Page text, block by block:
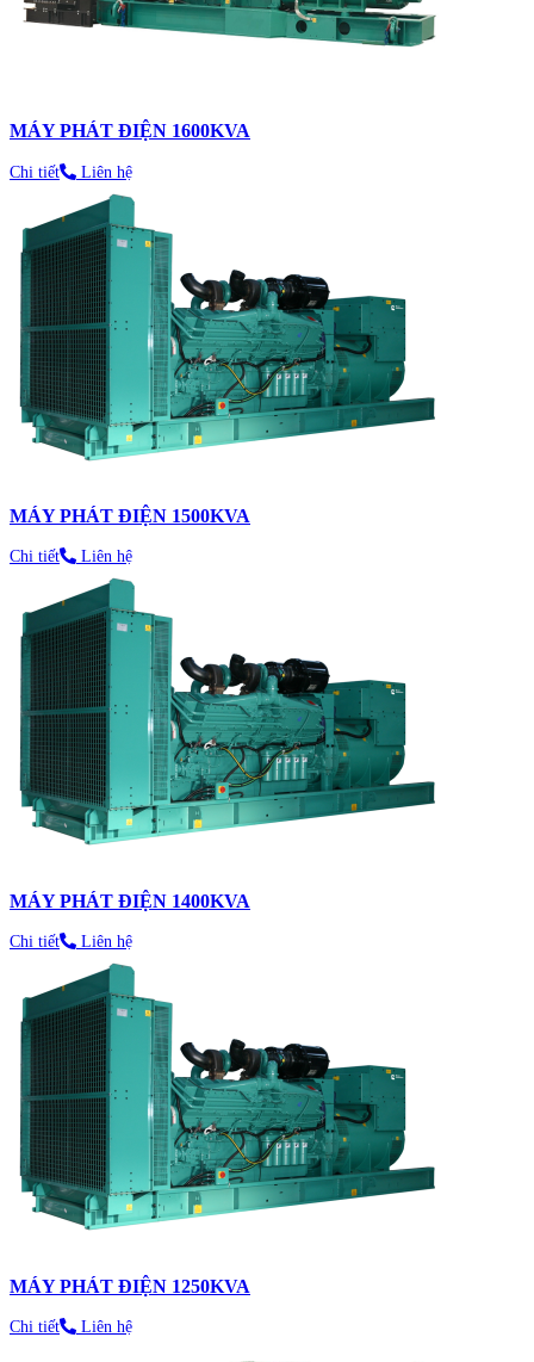
MÁY PHÁT ĐIỆN 1600KVA
Chi tiết Liên hệ
MÁY PHÁT ĐIỆN 1500KVA
Chi tiết Liên hệ
MÁY PHÁT ĐIỆN 1400KVA
Chi tiết Liên hệ
MÁY PHÁT ĐIỆN 1250KVA
Chi tiết Liên hệ